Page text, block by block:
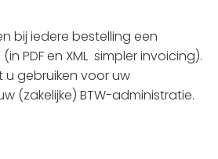
bij iedere bestelling een
PDF en XML simpler invoicing).
u gebruiken voor uw
(zakelijke) BTW-administratie.